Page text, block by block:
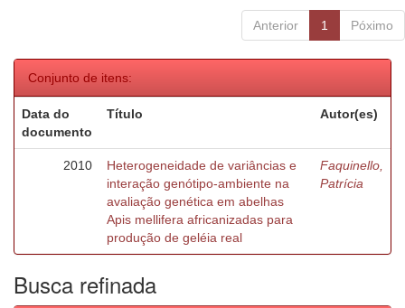
Anterior 1 Póximo
Conjunto de itens:
Data do
documento
Título Autor(es)
2010
Heterogeneidade de variâncias e
interação genótipo-ambiente na
avaliação genética em abelhas
Apis mellifera africanizadas para
produção de geléia real
Faquinello,
Patrícia
Busca refinada